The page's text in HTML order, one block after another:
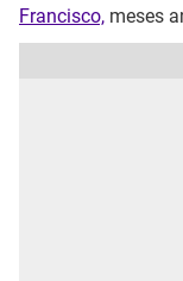
Francisco, meses